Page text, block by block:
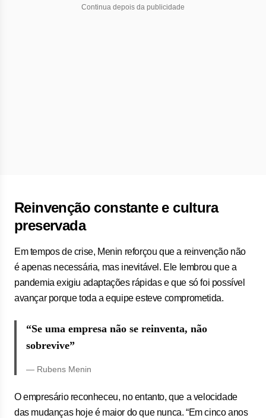
Continua depois da publicidade
Reinvenção constante e cultura
preservada
Em tempos de crise, Menin reforçou que a reinvenção não
é apenas necessária, mas inevitável. Ele lembrou que a
pandemia exigiu adaptações rápidas e que só foi possível
avançar porque toda a equipe esteve comprometida.
“Se uma empresa não se reinventa, não
sobrevive”
— Rubens Menin
O empresário reconheceu, no entanto, que a velocidade
das mudanças hoje é maior do que nunca. “Em cinco anos